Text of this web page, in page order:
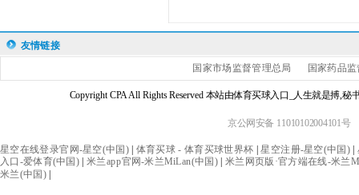
友情链接
国家市场监督管理总局 国家药品
Copyright CPA All Rights Reserved 本站由体育买球入口_人生就是搏,
京公网安备 11010102004101号
星空在线登录官网-星空(中国)| 体育买球 - 体育买球世界杯 |星空注册-星空(中国)|
入口-爱体育(中国)| 米兰app官网-米兰MiLan(中国)| 米兰网页版·官方端在线-米兰
米兰(中国)|